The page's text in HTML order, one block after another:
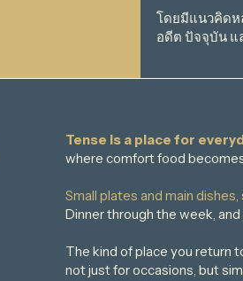
โดยมีแนวคิดห
อดีต ปัจจุบัน แ
Tense is a place for
where comfort food
Small plates and main dishes,
Dinner through the week,
The kind of place you return
not just for occasions, but